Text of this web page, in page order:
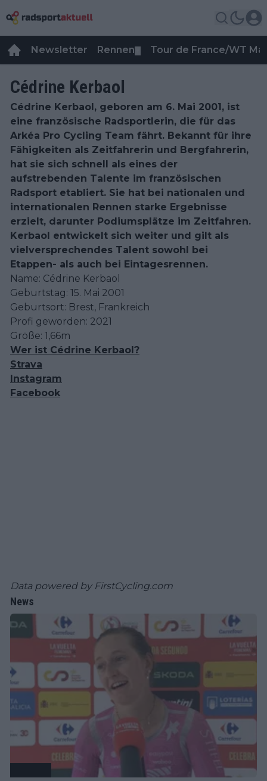
Newsletter Rennen Tour de France/WT
Cédrine Kerbaol
Cédrine Kerbaol, geboren am 6. Mai 2001, ist
eine französische Radsportlerin, die für das
Arkéa Pro Cycling Team fährt. Bekannt für ihre
Fähigkeiten als Zeitfahrerin und Bergfahrerin,
hat sie sich schnell als eines der
aufstrebenden Talente im französischen
Radsport etabliert. Sie hat bei nationalen und
internationalen Rennen starke Ergebnisse
erzielt, darunter Podiumsplätze im Zeitfahren.
Kerbaol entwickelt sich weiter und gilt als
vielversprechendes Talent sowohl bei
Etappen- als auch bei Eintagesrennen.
Name: Cédrine Kerbaol
Geburtstag: 15. Mai 2001
Geburtsort: Brest, Frankreich
Profi geworden: 2021
Größe: 1,66m
Wer ist Cédrine Kerbaol?
Strava
Instagram
Facebook
Data powered by FirstCycling.com
News